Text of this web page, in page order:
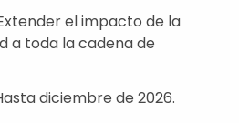
el impacto de la
a toda la cadena de
diciembre de 2026.